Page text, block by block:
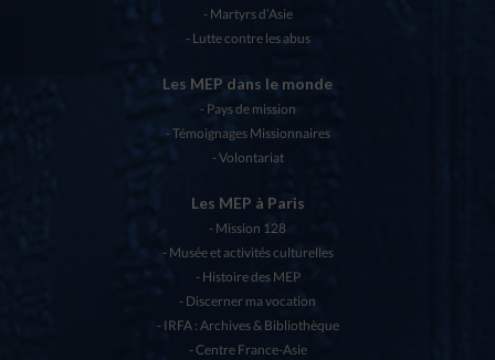
Martyrs d’Asie
Lutte contre les abus
Les MEP dans le monde
Pays de mission
Témoignages Missionnaires
Volontariat
Les MEP à Paris
Mission 128
Musée et activités culturelles
Histoire des MEP
Discerner ma vocation
IRFA : Archives & Bibliothèque
Centre France-Asie